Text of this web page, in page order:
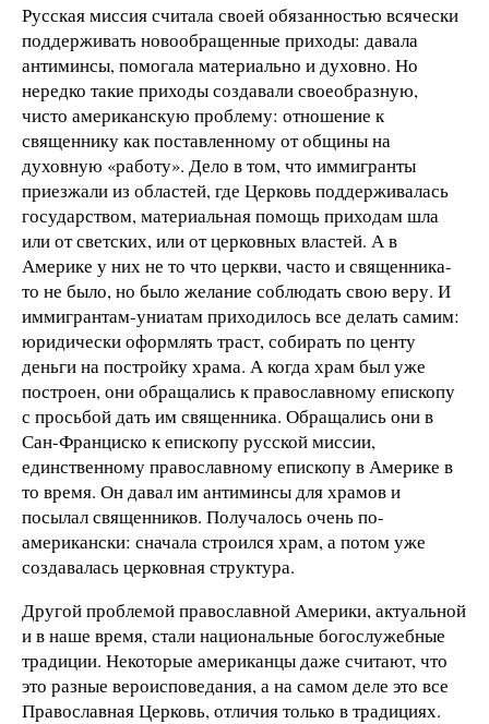
Русская миссия считала своей обязанностью всячески
поддерживать новообращенные приходы: давала
антиминсы, помогала материально и духовно. Но
нередко такие приходы создавали своеобразную,
чисто американскую проблему: отношение к
священнику как поставленному от общины на
духовную «работу». Дело в том, что иммигранты
приезжали из областей, где Церковь поддерживалась
государством, материальная помощь приходам шла
или от светских, или от церковных властей. А в
Америке у них не то что церкви, часто и священника-
то не было, но было желание соблюдать свою веру. И
иммигрантам-униатам приходилось все делать самим:
юридически оформлять траст, собирать по центу
деньги на постройку храма. А когда храм был уже
построен, они обращались к православному епископу
с просьбой дать им священника. Обращались они в
Сан-Франциско к епископу русской миссии,
единственному православному епископу в Америке в
то время. Он давал им антиминсы для храмов и
посылал священников. Получалось очень по-
американски: сначала строился храм, а потом уже
создавалась церковная структура.
Другой проблемой православной Америки, актуальной
и в наше время, стали национальные богослужебные
традиции. Некоторые американцы даже считают, что
это разные вероисповедания, а на самом деле это все
Православная Церковь, отличия только в традициях.